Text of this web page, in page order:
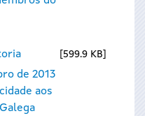
599.9 KB
de 2013
aos